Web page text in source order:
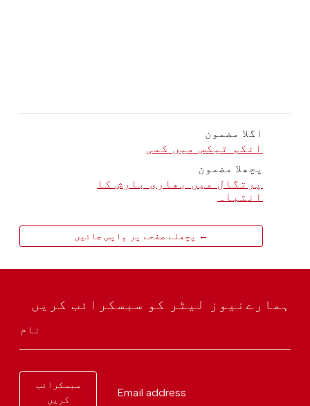
اگلا مضمون
انکم ٹیکس میں کمی
پچھلا مضمون
پرتگال میں بھاری بارش کا
انتباہ
← پچھلے صفحے پر واپس جائیں
ہمارےنیوز لیٹر کو سبسکرائب کریں
نام
Email address
سبسکرائب
کریں